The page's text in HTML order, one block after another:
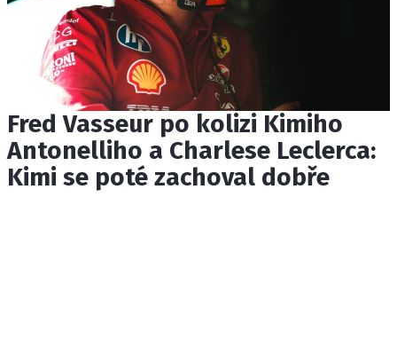
Fred Vasseur po kolizi Kimiho
Antonelliho a Charlese Leclerca:
Kimi se poté zachoval dobře